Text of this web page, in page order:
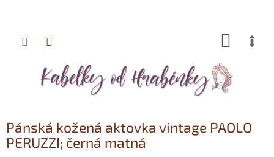
Přejít
Pánská kožená aktovka vintage PAOLO
PERUZZI; černá matná